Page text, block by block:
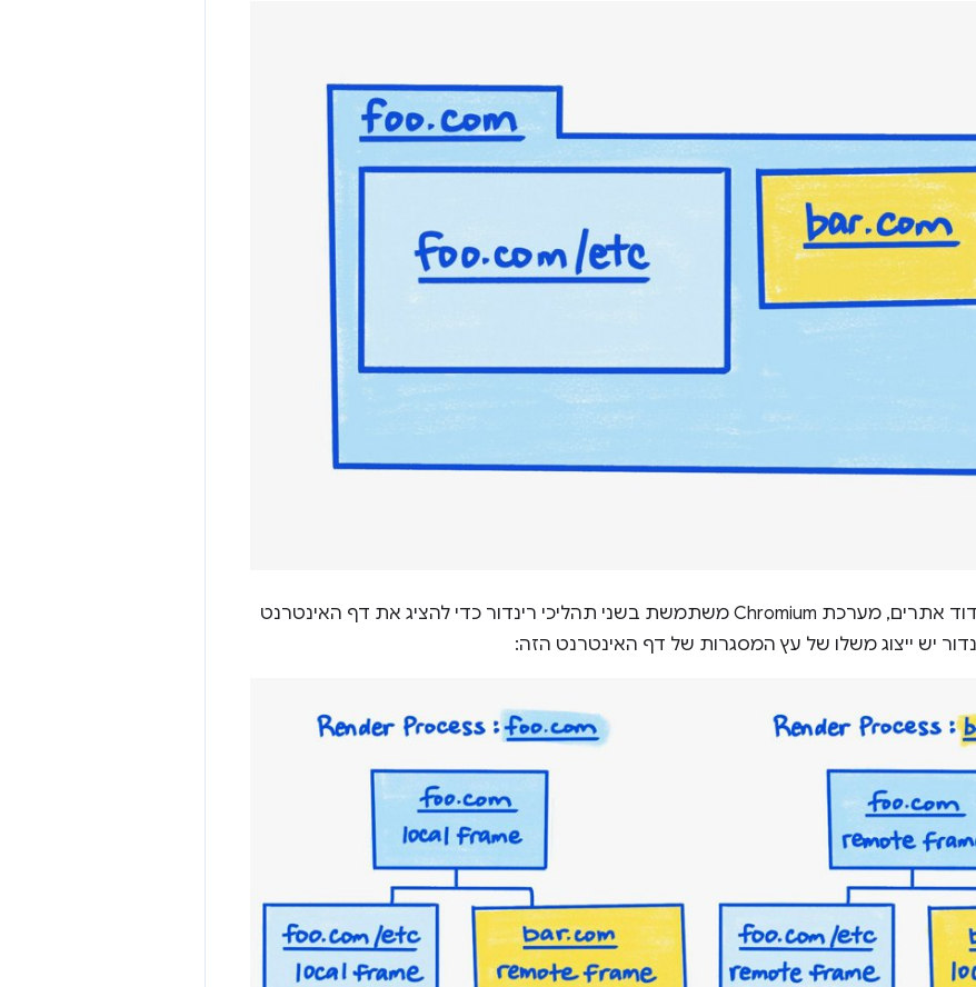
כשמשתמשים בבידוד אתרים, מערכת Chromium משתמשת בשני תהליכי רינדור כדי להציג את דף האינטרנט
יש ייצוג משלו של עץ המסגרות של דף האינטרנט הזה: